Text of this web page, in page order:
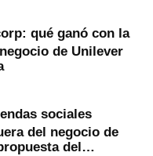
qué ganó con la
de Unilever
sociales
del negocio de
del